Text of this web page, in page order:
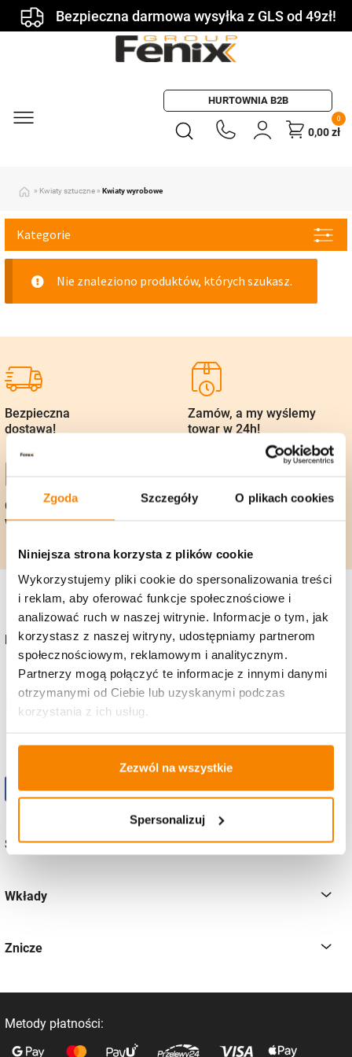
Zgoda Szczegóły O plikach cookies
Niniejsza strona korzysta z plików cookie
Wykorzystujemy pliki cookie do spersonalizowania treści
i reklam, aby oferować funkcje społecznościowe i
analizować ruch w naszej witrynie. Informacje o tym, jak
korzystasz z naszej witryny, udostępniamy partnerom
społecznościowym, reklamowym i analitycznym.
Partnerzy mogą połączyć te informacje z innymi danymi
otrzymanymi od Ciebie lub uzyskanymi podczas
korzystania z ich usług.
Zezwól na wszystkie
Spersonalizuj
Bezpieczna darmowa wysyłka z GLS od 49zł!
HURTOWNIA B2B
0
0,00zł
» Kwiaty sztuczne » Kwiaty wyrobowe
Nie znaleziono produktów, których szukasz.
Kategorie
Bezpieczna
dostawa!
Zamów, a my wyślemy
towar w 24h!
Gwarancja zwrotu
w 14 dni
Polska firma, 25 lat
Kontakt
+48 736 919 922
sklep@zniczefenix.pl
Sklep
Wkłady
Znicze
Metody płatności: